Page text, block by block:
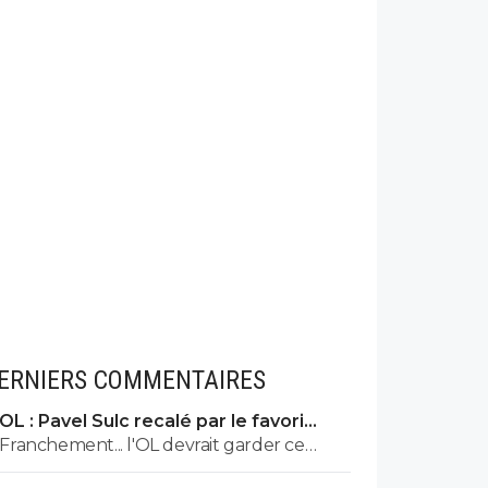
COMMENTAIRES
OL : Pavel Sulc recalé par le favori
numéro 1 du mercato
Franchement... l'OL devrait garder ce
joueur.